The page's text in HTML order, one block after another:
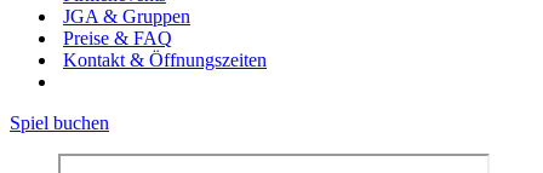
JGA & Gruppen
Preise & FAQ
Kontakt & Öffnungszeiten
Spiel buchen